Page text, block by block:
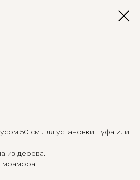
50 см для установки пуфа или
из дерева.
мрамора.